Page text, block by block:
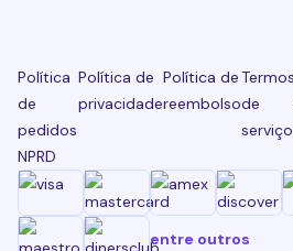
Política
de
pedidos
NPRD
Política de
privacidade
Política de
reembolso
Termos
de
serviço
entre outros